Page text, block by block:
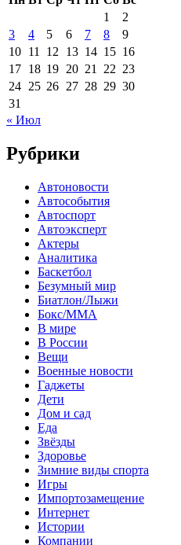
1
2
3
4 5 6 7 8
9
10 11 12 13 14 15 16
17 18 19 20 21 22 23
24 25 26 27 28 29 30
31
« Июл
Рубрики
Автоновости
Автособытия
Автоспорт
Автоэксперт
Актеры
Аналитика
Баскетбол
Безумный мир
Биатлон/Лыжи
Бокс/MMA
В мире
В России
Вещи
Военные новости
Гаджеты
Дети
Дом и сад
Еда
Звёзды
Здоровье
Зимние виды спорта
Игры
Импортозамещение
Интернет
Истории
Компании